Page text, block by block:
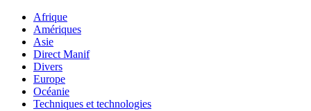
Afrique
Amériques
Asie
Direct Manif
Divers
Europe
Océanie
Techniques et technologies